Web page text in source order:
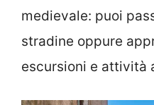
medievale: puoi
stradine oppure
escursioni e attività